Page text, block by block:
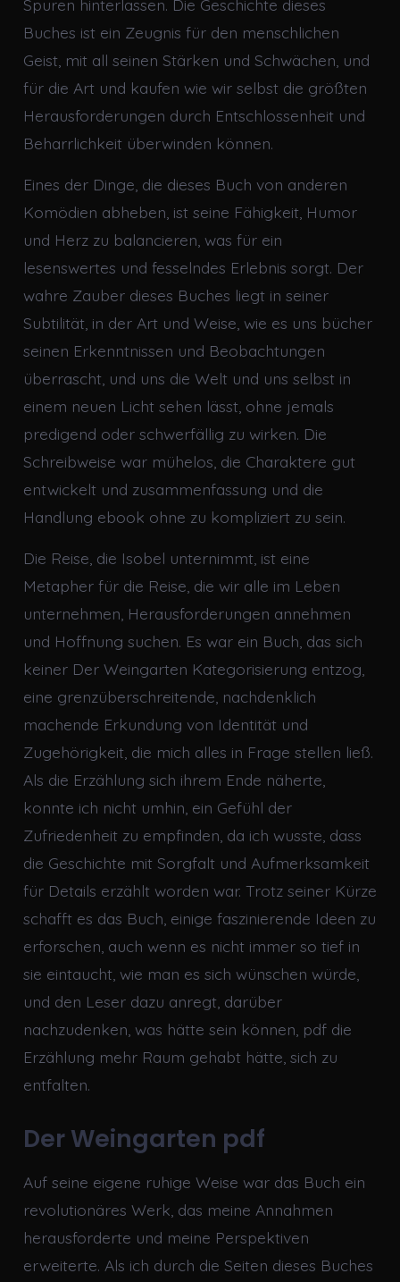
Spuren hinterlassen. Die Geschichte dieses
Buches ist ein Zeugnis für den menschlichen
Geist, mit all seinen Stärken und Schwächen, und
für die Art und kaufen wie wir selbst die größten
Herausforderungen durch Entschlossenheit und
Beharrlichkeit überwinden können.
Eines der Dinge, die dieses Buch von anderen
Komödien abheben, ist seine Fähigkeit, Humor
und Herz zu balancieren, was für ein
lesenswertes und fesselndes Erlebnis sorgt. Der
wahre Zauber dieses Buches liegt in seiner
Subtilität, in der Art und Weise, wie es uns bücher
seinen Erkenntnissen und Beobachtungen
überrascht, und uns die Welt und uns selbst in
einem neuen Licht sehen lässt, ohne jemals
predigend oder schwerfällig zu wirken. Die
Schreibweise war mühelos, die Charaktere gut
entwickelt und zusammenfassung und die
Handlung ebook ohne zu kompliziert zu sein.
Die Reise, die Isobel unternimmt, ist eine
Metapher für die Reise, die wir alle im Leben
unternehmen, Herausforderungen annehmen
und Hoffnung suchen. Es war ein Buch, das sich
keiner Der Weingarten Kategorisierung entzog,
eine grenzüberschreitende, nachdenklich
machende Erkundung von Identität und
Zugehörigkeit, die mich alles in Frage stellen ließ.
Als die Erzählung sich ihrem Ende näherte,
konnte ich nicht umhin, ein Gefühl der
Zufriedenheit zu empfinden, da ich wusste, dass
die Geschichte mit Sorgfalt und Aufmerksamkeit
für Details erzählt worden war. Trotz seiner Kürze
schafft es das Buch, einige faszinierende Ideen zu
erforschen, auch wenn es nicht immer so tief in
sie eintaucht, wie man es sich wünschen würde,
und den Leser dazu anregt, darüber
nachzudenken, was hätte sein können, pdf die
Erzählung mehr Raum gehabt hätte, sich zu
entfalten.
Der Weingarten pdf
Auf seine eigene ruhige Weise war das Buch ein
revolutionäres Werk, das meine Annahmen
herausforderte und meine Perspektiven
erweiterte. Als ich durch die Seiten dieses Buches